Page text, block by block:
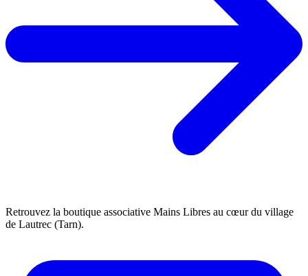
Retrouvez la boutique associative Mains Libres au cœur du village
de Lautrec (Tarn).